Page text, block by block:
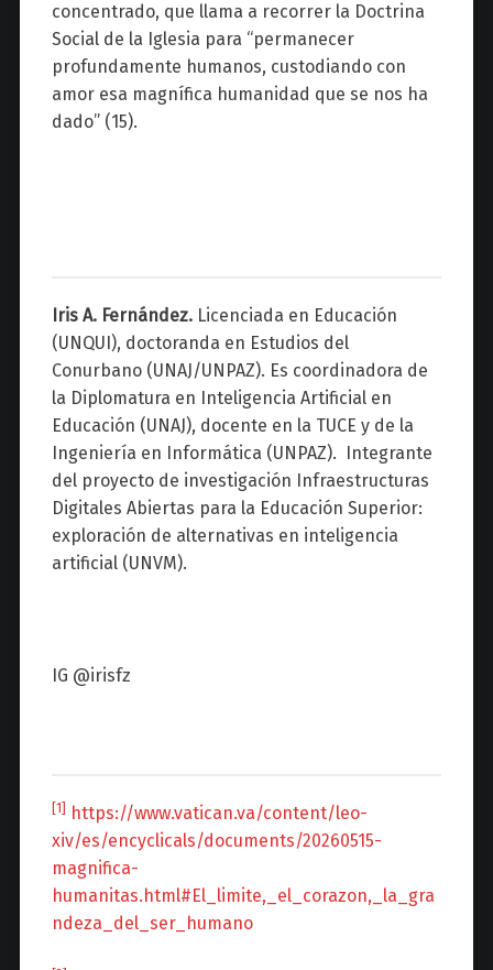
concentrado, que llama a recorrer la Doctrina
Social de la Iglesia para “permanecer
profundamente humanos, custodiando con
amor esa magnífica humanidad que se nos ha
dado” (15).
Iris A. Fernández. Licenciada en Educación
(UNQUI), doctoranda en Estudios del
Conurbano (UNAJ/UNPAZ). Es coordinadora de
la Diplomatura en Inteligencia Artificial en
Educación (UNAJ), docente en la TUCE y de la
Ingeniería en Informática (UNPAZ). Integrante
del proyecto de investigación Infraestructuras
Digitales Abiertas para la Educación Superior:
exploración de alternativas en inteligencia
artificial (UNVM).
IG @irisfz
[1]
https://www.vatican.va/content/leo-
xiv/es/encyclicals/documents/20260515-
magnifica-
humanitas.html#El_limite,_el_corazon,_la_gra
ndeza_del_ser_humano